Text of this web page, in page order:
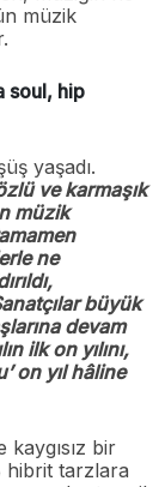
müzik
soul, hip
yaşadı.
ve karmaşık
müzik
ne
büyük
devam
ilk on yılını,
on yıl hâline
bir
hibrit tarzlara